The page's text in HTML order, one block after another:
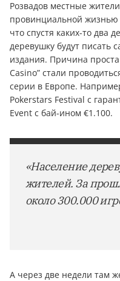
Розвадов местные
провинциальной жизнью
что спустя каких-то два
деревушку будут писать
издания. Причина
Casino” стали
серии в Европе.
Pokerstars Festival c
Event с бай-ином €1.100.
«Население
жителей. За
около 300.000
А через две недели там